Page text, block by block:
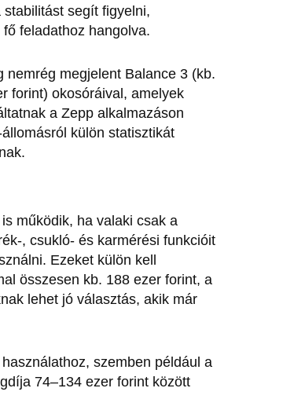
segít figyelni,
feladathoz hangolva.
nemrég megjelent Balance 3 (kb.
forint) okosóráival, amelyek
a Zepp alkalmazáson
külön statisztikát
működik, ha valaki csak a
, csukló- és karmérési funkcióit
Ezeket külön kell
összesen kb. 188 ezer forint, a
lehet jó választás, akik már
szemben például a
74–134 ezer forint között